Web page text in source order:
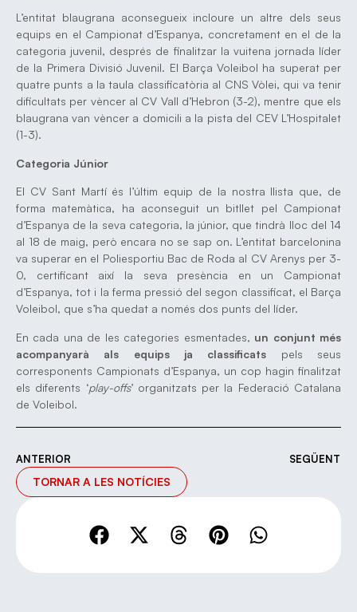
L’entitat blaugrana aconsegueix incloure un altre dels seus
equips en el Campionat d’Espanya, concretament en el de la
categoria juvenil, després de finalitzar la vuitena jornada líder
de la Primera Divisió Juvenil. El Barça Voleibol ha superat per
quatre punts a la taula classificatòria al CNS Vòlei, qui va tenir
dificultats per vèncer al CV Vall d’Hebron (3-2), mentre que els
blaugrana van vèncer a domicili a la pista del CEV L’Hospitalet
(1-3).
Categoria Júnior
El CV Sant Martí és l’últim equip de la nostra llista que, de
forma matemàtica, ha aconseguit un bitllet pel Campionat
d’Espanya de la seva categoria, la júnior, que tindrà lloc del 14
al 18 de maig, però encara no se sap on. L’entitat barcelonina
va superar en el Poliesportiu Bac de Roda al CV Arenys per 3-
0, certificant així la seva presència en un Campionat
d’Espanya, tot i la ferma pressió del segon classificat, el Barça
Voleibol, que s’ha quedat a només dos punts del líder.
En cada una de les categories esmentades, un conjunt més
acompanyarà als equips ja classificats pels seus
corresponents Campionats d’Espanya, un cop hagin finalitzat
els diferents ‘play-offs’ organitzats per la Federació Catalana
de Voleibol.
ANTERIOR SEGÜENT
TORNAR A LES NOTÍCIES